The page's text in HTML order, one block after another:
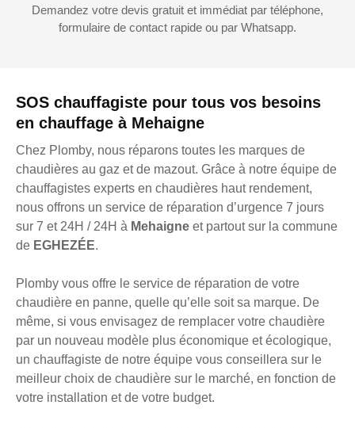
SOS chauffagiste pour tous vos besoins
en chauffage à Mehaigne
Chez Plomby, nous réparons toutes les marques de
chaudières au gaz et de mazout. Grâce à notre équipe de
chauffagistes experts en chaudières haut rendement,
nous offrons un service de réparation d’urgence 7 jours
sur 7 et 24H / 24H à Mehaigne et partout sur la commune
de EGHEZÉE.
Plomby vous offre le service de réparation de votre
chaudière en panne, quelle qu’elle soit sa marque. De
même, si vous envisagez de remplacer votre chaudière
par un nouveau modèle plus économique et écologique,
un chauffagiste de notre équipe vous conseillera sur le
meilleur choix de chaudière sur le marché, en fonction de
votre installation et de votre budget.
Demandez votre devis gratuit et immédiat par téléphone,
formulaire de contact rapide ou par Whatsapp.